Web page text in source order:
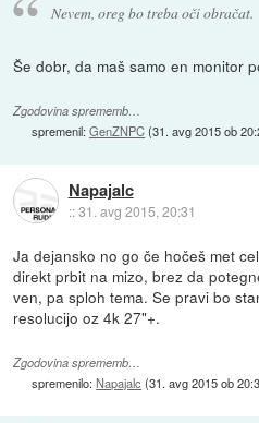
Nevem, oreg bo treba oči obračat.
Še dobr, da maš samo en monitor
Zgodovina sprememb…
spremenil:GenZNPC(31. avg 2015 ob
Napajalc
::31. avg 2015, 20:31
Ja dejansko no go če hočeš met
direkt prbit na mizo, brez da
ven, pa sploh tema. Se pravi bo
resolucijo oz 4k 27"+.
Zgodovina sprememb…
spremenilo:Napajalc (31. avg 2015 ob